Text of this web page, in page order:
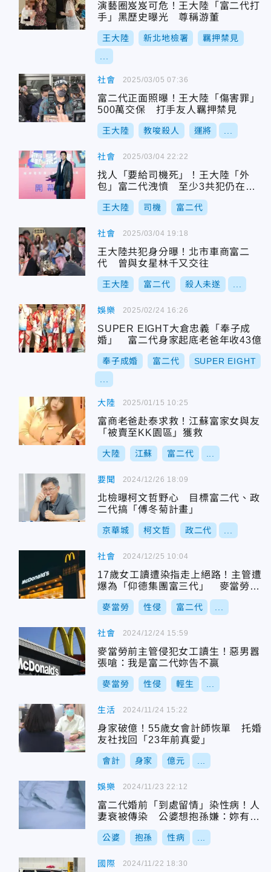
演藝圈岌岌可危！王大陸「富二代打
手」黑歷史曝光 尊稱游董
王大陸 新北地檢署 羈押禁見
社會
富二代正面照曝！王大陸「傷害罪」
500萬交保 打手友人羈押禁見
王大陸 教唆殺人 運將
2025/03/05 07:36
社會
找人「要給司機死」！王大陸「外
包」富二代洩憤 至少3共犯仍在逃
中
王大陸 司機 富二代
2025/03/04 22:22
社會
王大陸共犯身分曝！北市車商富二
代 曾與女星林千又交往
王大陸 富二代 殺人未遂
2025/03/04 19:18
娛樂
SUPER EIGHT大倉忠義「奉子成
婚」 富二代身家起底老爸年收43億
奉子成婚 富二代 SUPER EIGHT
2025/02/24 16:26
大陸
富商老爸赴泰求救！江蘇富家女與友
「被賣至KK園區」獲救
大陸 江蘇 富二代
2025/01/15 10:25
要聞
北檢曝柯文哲野心 目標富二代、政
二代搞「傅冬菊計畫」
京華城 柯文哲 政二代
2024/12/26 18:09
社會
17歲女工讀遭染指走上絕路！主管遭
爆為「仰德集團富三代」 麥當勞駁
斥：謠傳
麥當勞 性侵 富二代
2024/12/25 10:04
社會
麥當勞前主管侵犯女工讀生！惡男囂
張嗆：我是富二代妳告不贏
麥當勞 性侵 輕生
2024/12/24 15:59
生活
身家破億！55歲女會計師恢單 托婚
友社找回「23年前真愛」
會計 身家 億元
2024/11/24 15:22
娛樂
富二代婚前「到處留情」染性病！人
妻衰被傳染 公婆想抱孫嫌：妳有問
題
公婆 抱孫 性病
2024/11/23 22:12
國際 2024/11/22 18:30